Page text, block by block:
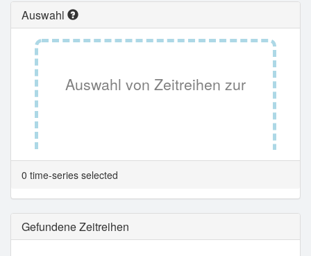
Auswahl
Auswahl von Zeitreihen zur
Tabellenansicht.
0 time-series selected
Gefundene Zeitreihen